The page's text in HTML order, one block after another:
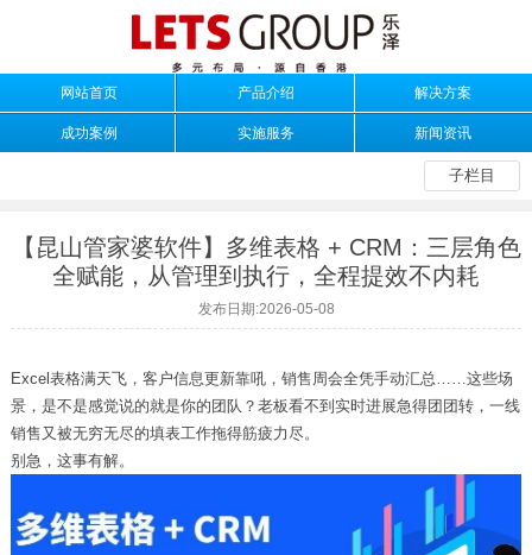
网站首页 产品介绍 解决方案
成功案例 实施服务 新闻资讯
子栏目
【昆山管家婆软件】多维表格 + CRM：三层角色
全赋能，从管理到执行，全程提效不内耗
发布日期:2026-05-08
Excel 表格满天飞，客户信息更新靠吼，销售周会全凭手动汇总……这些场
景，是不是感觉说的就是你的团队？老板看不到实时进展急得团团转，一线
销售又被无穷无尽的填表工作拖得筋疲力尽。
别急，这事有解。